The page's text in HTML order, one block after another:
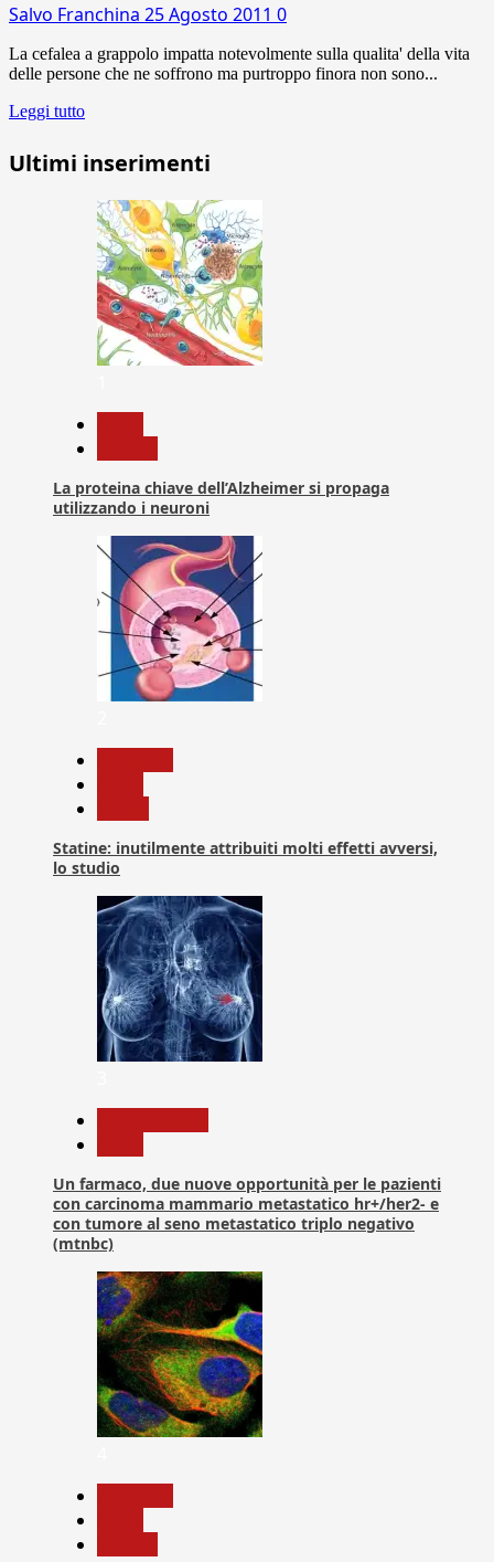
Salvo Franchina 25 Agosto 2011 0
La cefalea a grappolo impatta notevolmente sulla qualita' della vita
delle persone che ne soffrono ma purtroppo finora non sono...
Leggi tutto
Ultimi inserimenti
La proteina chiave dell’Alzheimer si propaga
utilizzando i neuroni
Statine: inutilmente attribuiti molti effetti avversi,
lo studio
Un farmaco, due nuove opportunità per le pazienti
con carcinoma mammario metastatico hr+/her2- e
con tumore al seno metastatico triplo negativo
(mtnbc)